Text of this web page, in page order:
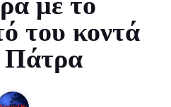
του κοντά
Πάτρα